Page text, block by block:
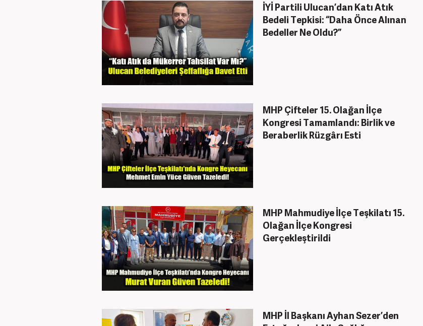
İYİ Partili Ulucan’dan Katı Atık
Bedeli Tepkisi: “Daha Önce Alınan
Bedeller Ne Oldu?”
MHP Çifteler 15. Olağan İlçe
Kongresi Tamamlandı: Birlik ve
Beraberlik Rüzgârı Esti
MHP Mahmudiye İlçe Teşkilatı 15.
Olağan İlçe Kongresi
Gerçekleştirildi
MHP İl Başkanı Ayhan Sezer’den